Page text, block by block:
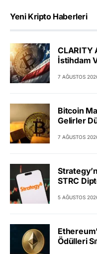
Yeni Kripto Haberleri
CLARITY
İstihdam
7 AĞUSTOS
Bitcoin
Gelirler
7 AĞUSTOS
STRC
5 AĞUSTOS
Ödülleri